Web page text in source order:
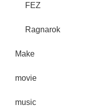
FEZ
Ragnarok
Make
movie
music